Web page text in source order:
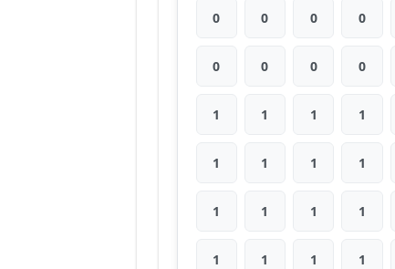
0 0 0 0
0 0 0 0
1 1 1 1
1 1 1 1
1 1 1 1
1 1 1 1